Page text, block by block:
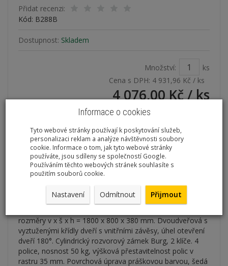
Přidat recenzi:
Kód: B288B
Dostupnost: Skladem
Množství:
ks
Cena s DPH: 4 931,96 Kč / ks
4 076,00 Kč/ ks
Svařovaná policová skříň 1800 x 800 x 380 mm
rozměry v x š x h = 1800 x 800 x 380 mm. Dvoudveřová s
vyztuženými křídly dveří s vnitřními závěsy, úhel otevření
dveří 180°. Cylindrický rozvorový zámek Burg, 2 klíče. 4
police, nosnost 50 kg, výšková přestavitelnost polic v
rastru 35 mm. Povrchová úprava práškovou barvou, šedá
Informace o cookies
Tyto webové stránky používají k poskytování služeb,
personalizaci reklam a analýze návštěvnosti soubory
cookie. Informace o tom, jak tyto webové stránky
používáte, jsou sdíleny se společností Google.
Používáním těchto webových stránek souhlasíte s
použitím souborů cookie.
Nastavení Odmítnout Přijmout